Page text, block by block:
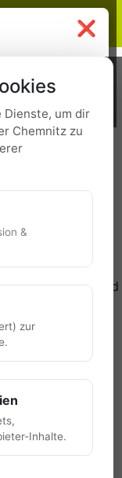
❌
Dienste, um dir
Chemnitz zu
&
zur
Inhalte.
Ihrer
Wir
entsprechend
und
aufgrund der
als
(DSGVO) und
deren Zweck
www.bowling-
den
ist